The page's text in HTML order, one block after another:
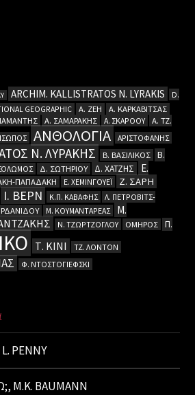
ARCHIM. KALLISTRATOS N. LYRAKIS
D.
GEOGRAPHIC Α. ΖΕΗ
Α. ΚΑΡΚΑΒΙΤΣΑΣ
Α. ΣΑΜΑΡΑΚΗΣ Α. ΣΚΑΡΟΟΥ
Α. ΤΖ.
ΑΝΘΟΛΟΓΙΑ ΑΡΙΣΤΟΦΑΝΗΣ
Ν. ΛΥΡΑΚΗΣ Β. ΒΑΣΙΛΙΚΟΣ
Β.
Δ. ΣΩΤΗΡΙΟΥ Δ. ΧΑΤΖΗΣ
Ε.
ΠΑΠΑΔΑΚΗ Ε. ΧΕΜΙΝΓΟΥΕΪ Ζ. ΣΑΡΗ
Ι. ΒΕΡΝ Κ.Π. ΚΑΒΑΦΗΣ
Λ. ΠΕΤΡΟΒΙΤΣ-
Μ. ΚΟΥΜΑΝΤΑΡΕΑΣ
Μ.
Ν. ΤΖΩΡΤΖΟΓΛΟΥ ΟΜΗΡΟΣ
Π.
Τ. ΚΙΝΙ ΤΖ. ΛΟΝΤΟΝ
Φ. ΝΤΟΣΤΟΓΙΕΦΣΚΙ
PENNY
M.K. BAUMANN